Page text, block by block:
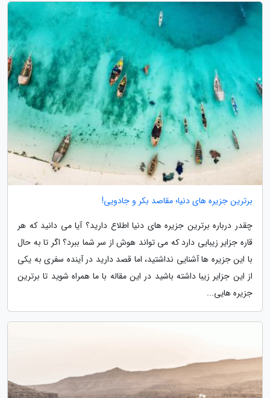
برترین جزیره های دنیا؛ مقاصد بکر و جادویی!
چقدر درباره برترین جزیره های دنیا اطلاع دارید؟ آیا می دانید که هر
قاره جزایر زیبایی دارد که می تواند هوش از سر شما ببرد؟ اگر تا به حال
با این جزیره ها آشنایی نداشتید، اما قصد دارید در آینده سفری به یکی
از این جزایر زیبا داشته باشید در این مقاله با ما همراه شوید تا برترین
جزیره هایی...